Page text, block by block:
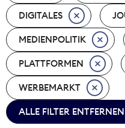
DIGITALES
MEDIENPOLITIK
PLATTFORMEN
WERBEMARKT
ALLE FILTER ENTFERNEN